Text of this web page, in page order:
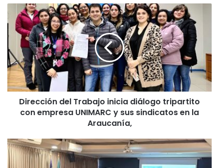
e
c
c
i
ó
n
r
a
Dirección del Trabajo inicia diálogo tripartito
con empresa UNIMARC y sus sindicatos en la
Araucanía,
E
s